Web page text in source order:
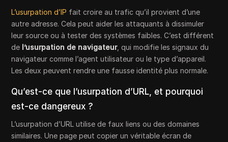
L’usurpation d’IP fait croire au trafic qu’il provient d’une
autre adresse. Cela peut aider les attaquants à dissimuler
leur source ou à tester des systèmes faibles. C’est différent
de l’usurpation de navigateur, qui modifie les signaux du
navigateur comme l’agent utilisateur ou le type d’appareil.
Les deux peuvent rendre une fausse identité plus normale.
Qu’est-ce que l’usurpation d’URL, et pourquoi
est-ce dangereux ?
L’usurpation d’URL utilise de faux liens ou des domaines
similaires. Une page peut copier un véritable écran de